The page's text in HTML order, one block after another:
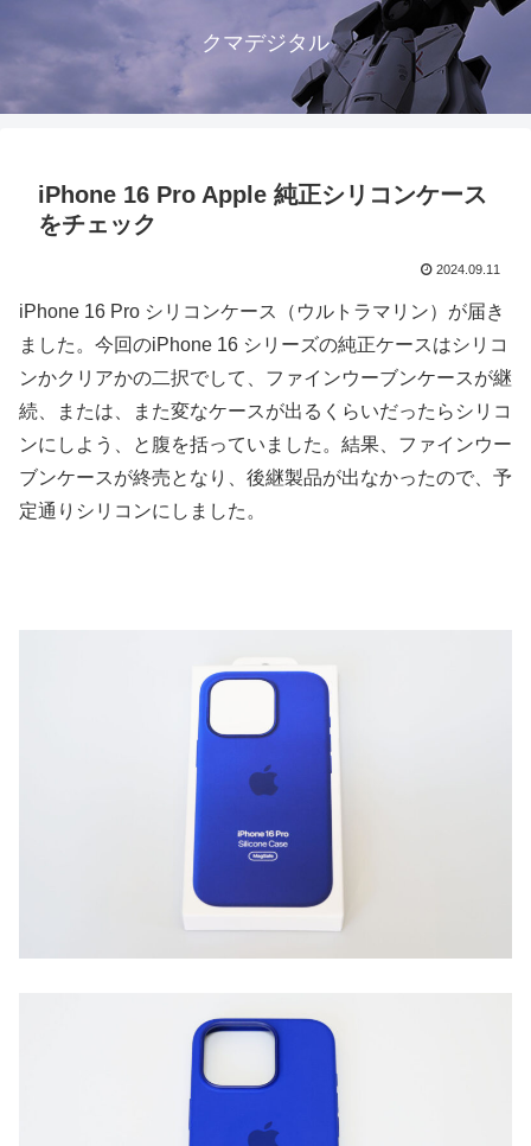
クマデジタル
iPhone 16 Pro Apple 純正シリコンケース
をチェック
2024.09.11
iPhone 16 Pro シリコンケース（ウルトラマリン）が届き
ました。今回のiPhone 16 シリーズの純正ケースはシリコ
ンかクリアかの二択でして、ファインウーブンケースが継
続、または、また変なケースが出るくらいだったらシリコ
ンにしよう、と腹を括っていました。結果、ファインウー
ブンケースが終売となり、後継製品が出なかったので、予
定通りシリコンにしました。